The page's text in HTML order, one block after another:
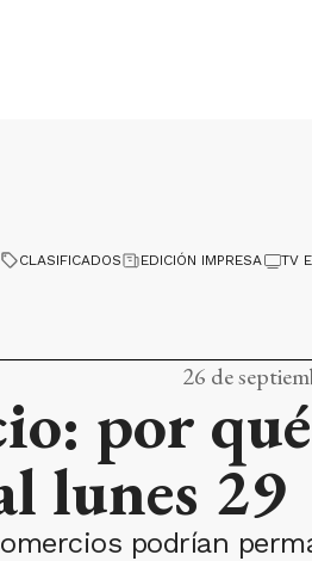
CLASIFICADOS EDICIÓN IMPRESA TV
26 de
por
lunes 29
podrían